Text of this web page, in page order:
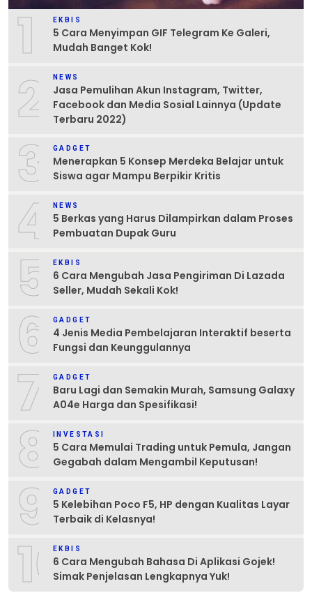
1 EKBIS
5 Cara Menyimpan GIF Telegram Ke Galeri,
Mudah Banget Kok!
2 NEWS
Jasa Pemulihan Akun Instagram, Twitter,
Facebook dan Media Sosial Lainnya (Update
Terbaru 2022)
3 GADGET
Menerapkan 5 Konsep Merdeka Belajar untuk
Siswa agar Mampu Berpikir Kritis
4 NEWS
5 Berkas yang Harus Dilampirkan dalam Proses
Pembuatan Dupak Guru
5 EKBIS
6 Cara Mengubah Jasa Pengiriman Di Lazada
Seller, Mudah Sekali Kok!
6 GADGET
4 Jenis Media Pembelajaran Interaktif beserta
Fungsi dan Keunggulannya
7 GADGET
Baru Lagi dan Semakin Murah, Samsung Galaxy
A04e Harga dan Spesifikasi!
8 INVESTASI
5 Cara Memulai Trading untuk Pemula, Jangan
Gegabah dalam Mengambil Keputusan!
9 GADGET
5 Kelebihan Poco F5, HP dengan Kualitas Layar
Terbaik di Kelasnya!
10EKBIS
6 Cara Mengubah Bahasa Di Aplikasi Gojek!
Simak Penjelasan Lengkapnya Yuk!